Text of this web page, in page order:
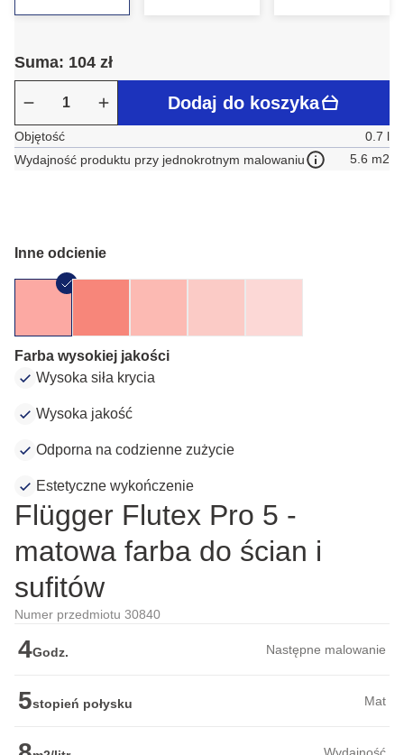
Suma: 104 zł
Dodaj do koszyka
Objętość
0.7 l
Wydajność produktu przy jednokrotnym malowaniu
5.6 m2
Inne odcienie
Farba wysokiej jakości
Wysoka siła krycia
Wysoka jakość
Odporna na codzienne zużycie
Estetyczne wykończenie
Flügger Flutex Pro 5 -
matowa farba do ścian i
sufitów
Numer przedmiotu 30840
4Godz. Następne malowanie
5stopień połysku Mat